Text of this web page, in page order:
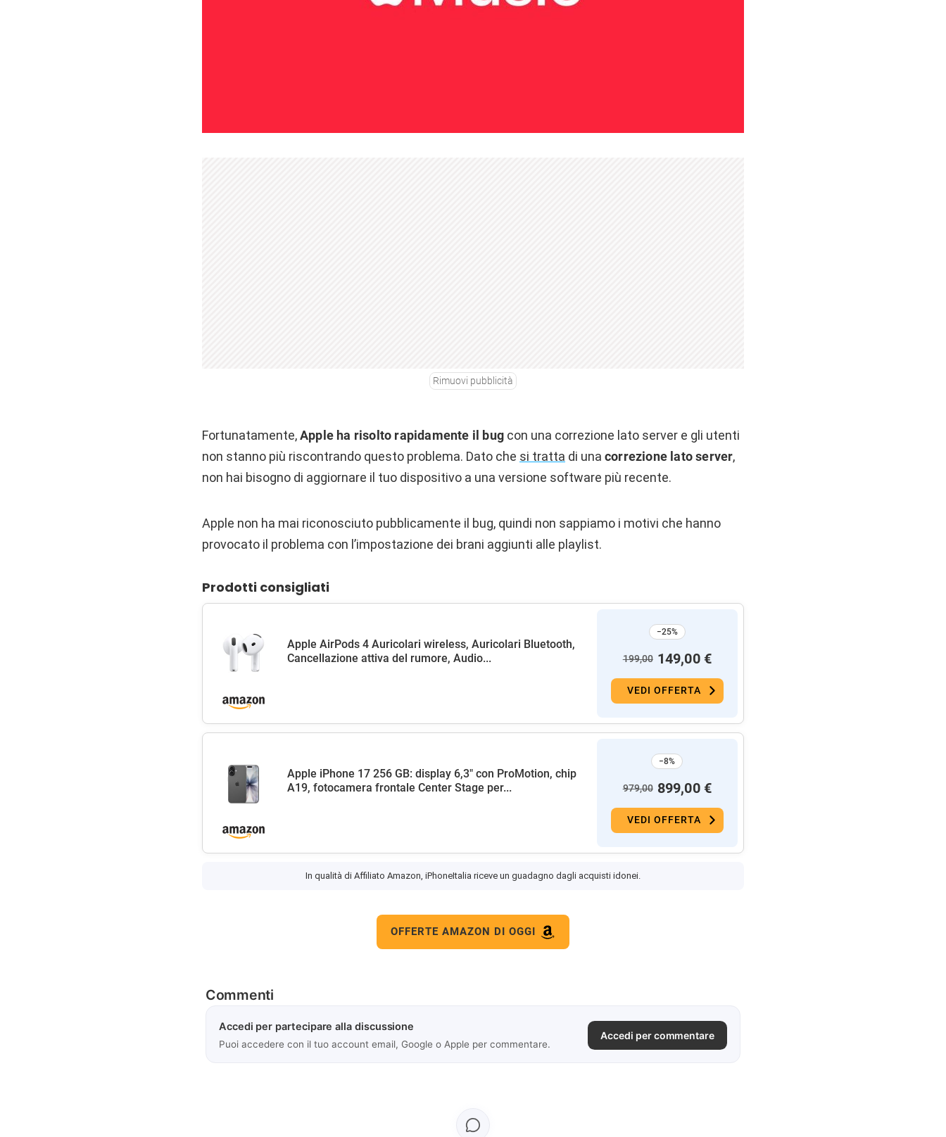
Rimuovi pubblicità
Fortunatamente,Apple ha risolto rapidamente il bug con una correzione lato server e gli utenti
non stanno più riscontrando questo problema. Dato che si tratta di una correzione lato server,
non hai bisogno di aggiornare il tuo dispositivo a una versione software più recente.
Apple non ha mai riconosciuto pubblicamente il bug, quindi non sappiamo i motivi che hanno
provocato il problema con l’impostazione dei brani aggiunti alle playlist.
Prodotti consigliati
Apple AirPods 4 Auricolari wireless, Auricolari Bluetooth,
Cancellazione attiva del rumore, Audio...
−25%
199,00 149,00 €
VEDI OFFERTA
Apple iPhone 17 256 GB: display 6,3" con ProMotion, chip
A19, fotocamera frontale Center Stage per...
−8%
979,00 899,00 €
VEDI OFFERTA
In qualità di Affiliato Amazon, iPhoneItalia riceve un guadagno dagli acquisti idonei.
OFFERTE AMAZON DI OGGI
Commenti
Accedi per partecipare alla discussione
Puoi accedere con il tuo account email, Google o Apple per commentare.
Accedi per commentare